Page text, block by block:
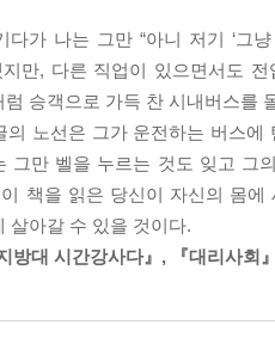
흔들리는 재미에 하루를 산다
안 쏠리면 시내버스가 아니다
없었어?”
변명
?”
불끈 났다. 머리가 찌릿찌릿 하
힘」중에서
결손가정이다. 승객이 노인 아
느끼는지 알지 못한다. 전주 시
을 몰라서 길을 묻는 것이 아니
루가 쉬이 가는 승객이 있다. 지
적인 그룹으로 나눌 수 있다. 합
, 누구도 주목하지 않는 삶, 그
의 고백만큼 특별하고 힘 있는
다가 나는 그만 “아니 저기 ‘
스를 운전하는 동안 자신의
동안, 평범한 일상을 견디는 동
다고, 이런 게 무슨 글이냐고,
다가 나는 그만 “아니 저기 ‘그
만, 다른 직업이 있으면서도
승객으로 가득 찬 시내버스를
의 노선은 그가 운전하는 버스에
그만 벨을 누르는 것도 잊고 그
책을 읽은 당신이 자신의 몸
살아갈 수 있을 것이다.
방대 시간강사다』, 『대리사회